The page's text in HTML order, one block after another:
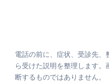
電話の前に、症状、受診先
ら受けた説明を整理します。
断するものではありません。